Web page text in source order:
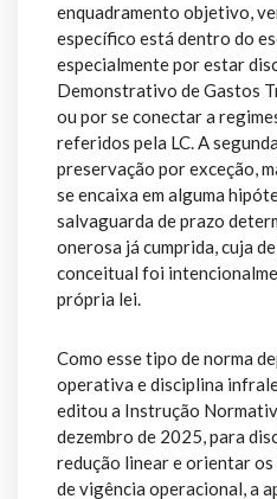
enquadramento objetivo,
específico está dentro do
especialmente por estar
Demonstrativo de Gastos
ou por se conectar a
referidos pela LC. A
preservação por exceção,
se encaixa em alguma
salvaguarda de prazo
onerosa já cumprida, cuja
conceitual foi
própria lei.
Como esse tipo de norma
operativa e disciplina
editou a Instrução
dezembro de 2025, para
redução linear e orientar
de vigência operacional, a